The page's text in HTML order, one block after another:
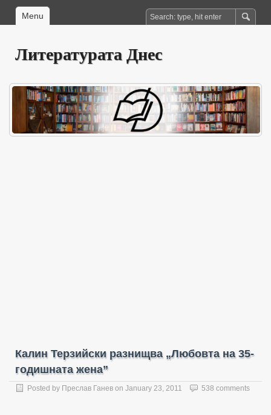
Menu
Литературата Днес
Калин Терзийски разнищва „Любовта на 35-
годишната жена”
Posted by Преслав Ганев on January 23, 2011 538 comments